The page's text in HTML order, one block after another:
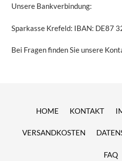
Unsere Bankverbindung:
Sparkasse Krefeld: IBAN: DE87
Bei Fragen finden Sie unsere
HOME KONTAKT
VERSANDKOSTEN
FAQ